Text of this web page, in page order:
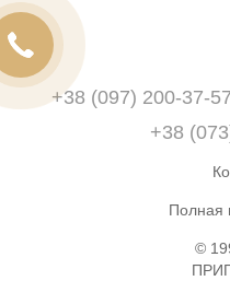
+38 (097) 200-37-57
+38
Полная
©